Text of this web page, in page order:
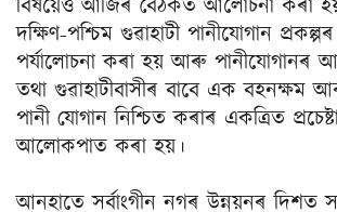
বিষয়েও আজিৰ বৈঠকত আলোচনা কৰা
দক্ষিণ-পশ্চিম গুৱাহাটী পানীযোগান
পৰ্যালোচনা কৰা হয় আৰু পানীযোগানৰ
তথা গুৱাহাটীবাসীৰ বাবে এক বহনক্ষম
পানী যোগান নিশ্চিত কৰাৰ একত্ৰিত
আলোকপাত কৰা হয়।
আনহাতে সৰ্বাংগীন নগৰ উন্নয়নৰ দিশত